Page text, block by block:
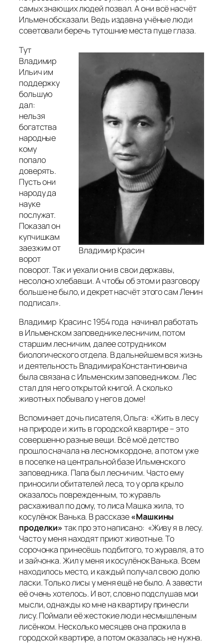
самых знающихлюдей позвал. А они всё насчёт
Ильмен обсказали. Ведь издавна учёные люди
советовали беречь тутошние места пуще глаза.
Владимир Красин
Тут
Владимир
Ильич им
поддержку
большую
дал:
нельзя
богатства
народные
кому
попало
доверять.
Пусть они
народу да
науке
послужат.
Показал он
купчишкам
заезжим от
ворот
поворот. Так и уехали они в свои державы,
несолоно хлебавши. А чтобы об этом и разговору
больше не было, и декрет насчёт этого сам Ленин
подписал».
Владимир Красин с 1954 года начинал работать
в Ильменском заповеднике лесничим, потом
старшим лесничим, далее сотрудником
биологического отдела. В дальнейшем вся жизнь
и деятельность Владимира Константиновича
была связана с Ильменским заповедником. Лес
стал для него открытой книгой. А сколько
животных побывало у него в доме!
Вспоминает дочь писателя, Ольга: «Жить в лесу
на природе и жить в городской квартире – это
совершенно разные вещи. Всё моё детство
прошло сначала на лесном кордоне, а потом уже
в поселке на центральной базе Ильменского
заповедника. Папа был лесничим. Часто ему
приносили обитателей леса, то у орла крыло
оказалось поврежденным, то журавль
расхаживал по дому, то лиса Машка жила, то
косулёнок Ванька. В рассказе«Машкины
проделки» так про это написано: «Живу я в лесу.
Часто у меня находят приют животные. То
сорочонка принесёшь подбитого, то журавля, а то
и зайчонка. Жил у меня и косулёнок Ванька. Всем
находилось место, и каждый получал свою долю
ласки. Только лисы у меня ещё не было. А завести
её очень хотелось. И вот, словно подслушав мои
мысли, однажды ко мне на квартиру принесли
лису. Поймали её жестокие люди несмышленым
лисёнком. Несколько месяцев она прожила в
городской квартире, а потом оказалась не нужна.